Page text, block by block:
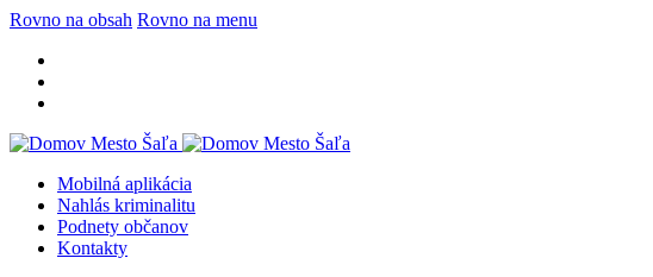
Rovno na obsah Rovno na menu
Mobilná aplikácia
Nahlás kriminalitu
Podnety občanov
Kontakty